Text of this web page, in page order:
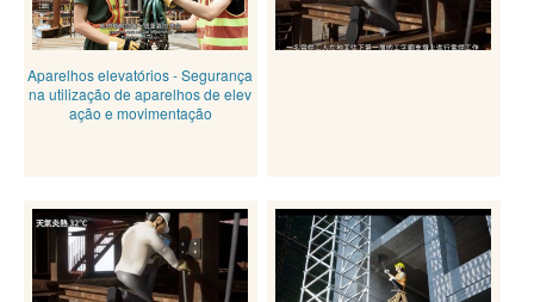
Aparelhos elevatórios - Segurança
na utilização de aparelhos de elev
ação e movimentação